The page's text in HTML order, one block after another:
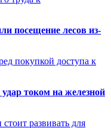
посещение лесов из-
покупкой доступа к
током на железной
развивать для